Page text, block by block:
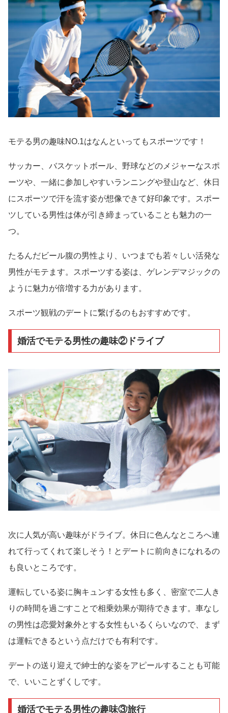
モテる男の趣味NO.1はなんといってもスポーツです！
サッカー、バスケットボール、野球などのメジャーなスポ
ーツや、一緒に参加しやすいランニングや登山など、休日
にスポーツで汗を流す姿が想像できて好印象です。スポー
ツしている男性は体が引き締まっていることも魅力の一
つ。
たるんだビール腹の男性より、いつまでも若々しい活発な
男性がモテます。スポーツする姿は、ゲレンデマジックの
ように魅力が倍増する力があります。
スポーツ観戦のデートに繋げるのもおすすめです。
婚活でモテる男性の趣味②ドライブ
次に人気が高い趣味がドライブ。休日に色んなところへ連
れて行ってくれて楽しそう！とデートに前向きになれるの
も良いところです。
運転している姿に胸キュンする女性も多く、密室で二人き
りの時間を過ごすことで相乗効果が期待できます。車なし
の男性は恋愛対象外とする女性もいるくらいなので、まず
は運転できるという点だけでも有利です。
デートの送り迎えで紳士的な姿をアピールすることも可能
で、いいことずくしです。
婚活でモテる男性の趣味③旅行